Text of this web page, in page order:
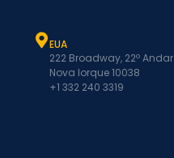
EUA
222 Broadway, 22º Andar
Nova Iorque 10038
+1 332 240 3319